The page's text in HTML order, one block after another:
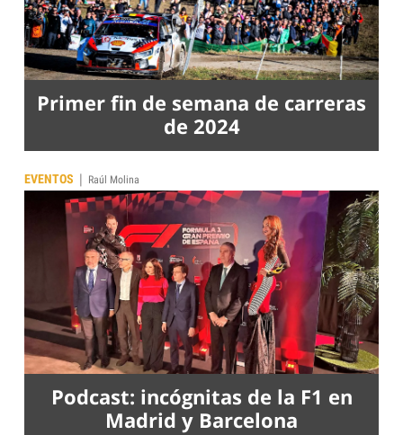
Primer fin de semana de carreras
de 2024
EVENTOS | Raúl Molina
Podcast: incógnitas de la F1 en
Madrid y Barcelona